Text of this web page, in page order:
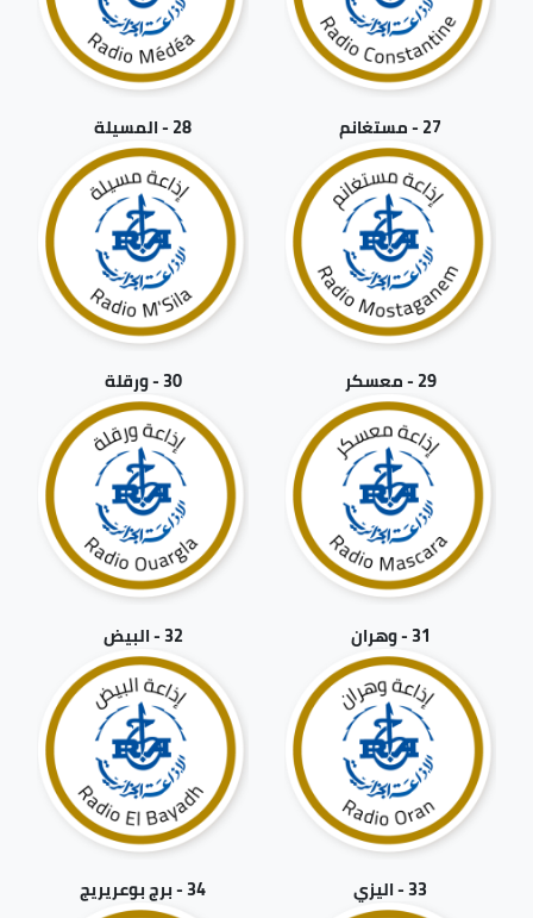
27 - مستغانم 28 - المسيلة
29 - معسكر 30 - ورقلة
31 - وهران 32 - البيض
33 - اليزي 34 - برج بوعريريج